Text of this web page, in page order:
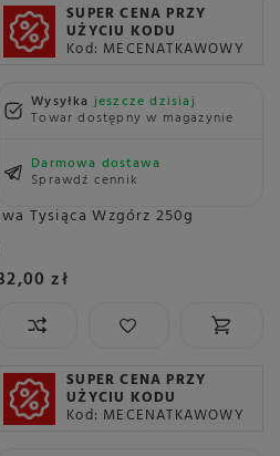
SUPER CENA PRZY
UŻYCIU KODU
Kod: MECENATKAWOWY
Wysyłkajeszcze dzisiaj
Towar dostępny w magazynie
Darmowa dostawa
Sprawdź cennik
Tysiąca Wzgórz 250g
zł
SUPER CENA PRZY
UŻYCIU KODU
Kod: MECENATKAWOWY